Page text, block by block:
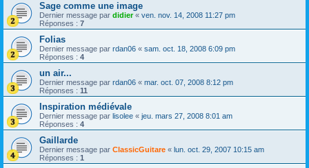
Sage comme une image
Dernier message par didier« ven. nov. 14, 2008 11:27 pm
Réponses : 7
Folias
Dernier message par rdan06 « sam. oct. 18, 2008 6:09 pm
Réponses : 4
un air...
Dernier message par rdan06 « mar. oct. 07, 2008 8:12 pm
Réponses : 11
Inspiration médiévale
Dernier message par lisolee « jeu. mars 27, 2008 8:01 am
Réponses : 4
Gaillarde
Dernier message par ClassicGuitare « lun. oct. 29, 2007 10:15 am
Réponses : 1